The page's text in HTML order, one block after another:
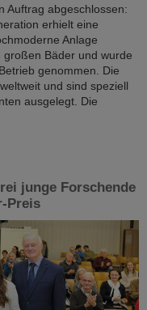
Auftrag abgeschlossen:
erhielt eine
Anlage
Bäder und wurde
genommen. Die
und sind speziell
ausgelegt. Die
junge Forschende
Preis